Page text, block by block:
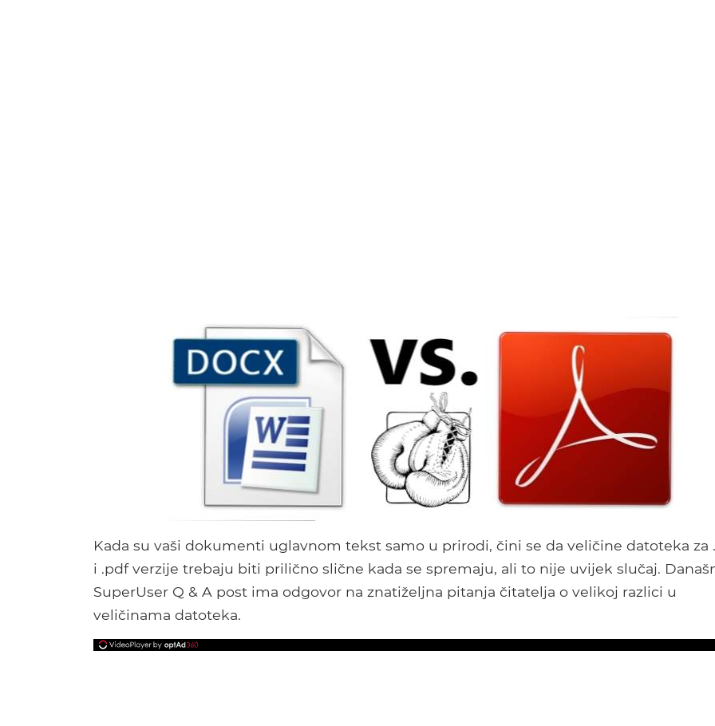
Kada su vaši dokumenti uglavnom tekst samo u prirodi, čini se da veličine datoteka za
i .pdf verzije trebaju biti prilično slične kada se spremaju, ali to nije uvijek slučaj.
SuperUser Q & A post ima odgovor na znatiželjna pitanja čitatelja o velikoj razlici u
veličinama datoteka.